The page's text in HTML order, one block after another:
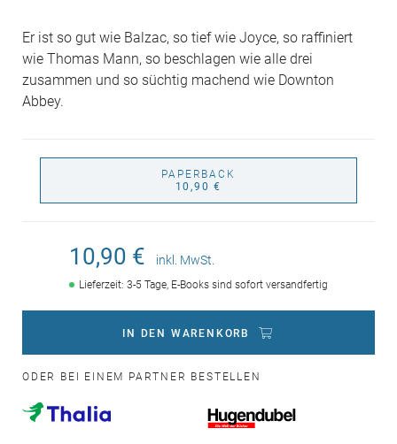
Er ist so gut wie Balzac, so tief wie Joyce, so raffiniert
wie Thomas Mann, so beschlagen wie alle drei
zusammen und so süchtig machend wie Downton
Abbey.
PAPERBACK
10,90 €
10,90 € inkl. MwSt.
Lieferzeit: 3-5 Tage, E-Books sind sofort versandfertig
IN DEN WARENKORB
ODER BEI EINEM PARTNER BESTELLEN